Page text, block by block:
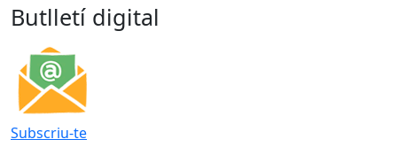
Butlletí digital
Subscriu-te